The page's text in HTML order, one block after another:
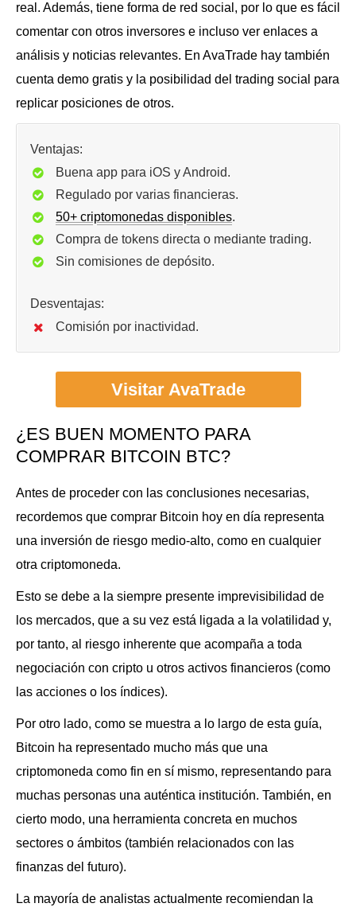
real. Además, tiene forma de red social, por lo que es fácil
comentar con otros inversores e incluso ver enlaces a
análisis y noticias relevantes. En AvaTrade hay también
cuenta demo gratis y la posibilidad del trading social para
replicar posiciones de otros.
Ventajas:
Buena app para iOS y Android.
Regulado por varias financieras.
50+ criptomonedas disponibles.
Compra de tokens directa o mediante trading.
Sin comisiones de depósito.
Desventajas:
Comisión por inactividad.
Visitar AvaTrade
¿ES BUEN MOMENTO PARA
COMPRAR BITCOIN BTC?
Antes de proceder con las conclusiones necesarias,
recordemos que comprar Bitcoin hoy en día representa
una inversión de riesgo medio-alto, como en cualquier
otra criptomoneda.
Esto se debe a la siempre presente imprevisibilidad de
los mercados, que a su vez está ligada a la volatilidad y,
por tanto, al riesgo inherente que acompaña a toda
negociación con cripto u otros activos financieros (como
las acciones o los índices).
Por otro lado, como se muestra a lo largo de esta guía,
Bitcoin ha representado mucho más que una
criptomoneda como fin en sí mismo, representando para
muchas personas una auténtica institución. También, en
cierto modo, una herramienta concreta en muchos
sectores o ámbitos (también relacionados con las
finanzas del futuro).
La mayoría de analistas actualmente recomiendan la